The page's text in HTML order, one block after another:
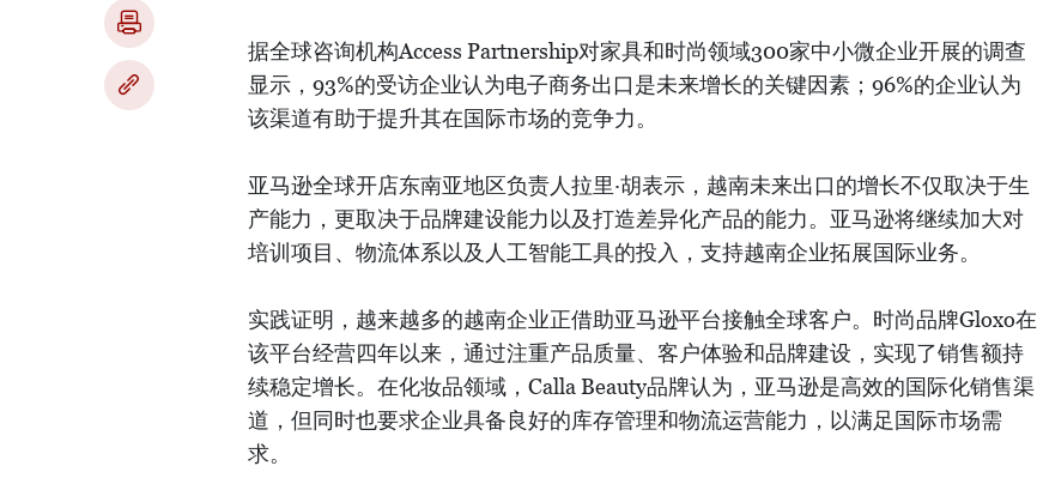
据全球咨询机构Access Partnership对家具和时尚领域300家中小微企业开展的调查
显示，93%的受访企业认为电子商务出口是未来增长的关键因素；96%的企业认为
该渠道有助于提升其在国际市场的竞争力。
亚马逊全球开店东南亚地区负责人拉里·胡表示，越南未来出口的增长不仅取决于生
产能力，更取决于品牌建设能力以及打造差异化产品的能力。亚马逊将继续加大对
培训项目、物流体系以及人工智能工具的投入，支持越南企业拓展国际业务。
实践证明，越来越多的越南企业正借助亚马逊平台接触全球客户。时尚品牌Gloxo在
该平台经营四年以来，通过注重产品质量、客户体验和品牌建设，实现了销售额持
续稳定增长。在化妆品领域，Calla Beauty品牌认为，亚马逊是高效的国际化销售渠
道，但同时也要求企业具备良好的库存管理和物流运营能力，以满足国际市场需
求。